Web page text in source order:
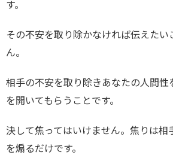
す。
その不安を取り除かなければ伝えたい
ん。
相手の不安を取り除きあなたの人間性
を開いてもらうことです。
決して焦ってはいけません。焦りは相
を煽るだけです。